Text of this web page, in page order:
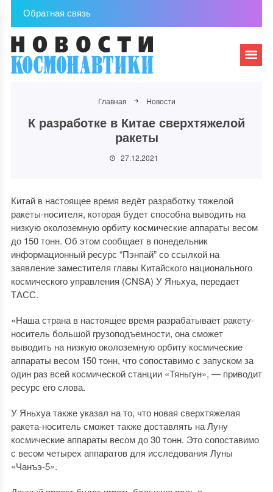
Обратная связь
Главная Новости
К разработке в Китае сверхтяжелой
ракеты
27.12.2021
Китай в настоящее время ведёт разработку тяжелой
ракеты-носителя, которая будет способна выводить на
низкую околоземную орбиту космические аппараты весом
до 150 тонн. Об этом сообщает в понедельник
информационный ресурс “Пэнпай” со ссылкой на
заявление заместителя главы Китайского национального
космического управления (CNSA) У Яньхуа, передает
ТАСС.
«Наша страна в настоящее время разрабатывает ракету-
носитель большой грузоподъемности, она сможет
выводить на низкую околоземную орбиту космические
аппараты весом 150 тонн, что сопоставимо с запуском за
один раз всей космической станции «Тяньгун», — приводит
ресурс его слова.
У Яньхуа также указал на то, что новая сверхтяжелая
ракета-носитель сможет также доставлять на Луну
космические аппараты весом до 30 тонн. Это сопоставимо
с весом четырех аппаратов для исследования Луны
«Чанъэ-5».